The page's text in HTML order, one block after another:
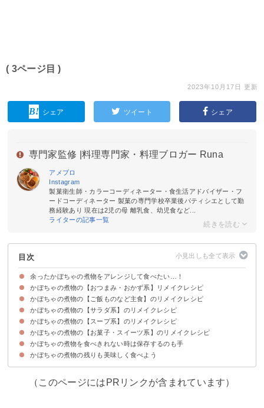
( 3ページ目 )
2023年10月17日 更新
シェア ツイート シェア
専門家監修 | 料理専門家・料理ブロガー Runa
アメブロ
Instagram
製菓衛生師・カラーコーディネーター・食生活アドバイザー・フ
ードコーディネーター 製菓の専門学校卒業後パティシエとして勤
務経験あり 現在は2児の母 離乳食、幼児食など...
ライターの記事一覧
目次
余ったかぼちゃの煮物をアレンジして食べたい…！
かぼちゃの煮物の【おつまみ・おかず系】リメイクレシピ
①弁当の定番かぼちゃコロッケ
②チーズ入りかぼちゃの春巻き
③かぼちゃグラタン
④かぼちゃのいももち
⑤かぼちゃのおやき
かぼちゃの煮物の【ご飯ものなど主食】のリメイクレシピ
⑥かぼちゃのリゾット
⑦かぼちゃのクリームトースト
⑧かぼちゃのサンドイッチ
かぼちゃの煮物の【サラダ系】のリメイクレシピ
⑨きゅうりと卵のかぼちゃサラダ
⑩かぼちゃのマッシュサラダ
かぼちゃの煮物の【スープ系】のリメイクレシピ
⑪かぼちゃの味噌汁
⑫かぼちゃのシチュー
⑬かぼちゃのポタージュ
かぼちゃの煮物の【お菓子・スイーツ系】のリメイクレシピ
⑭かぼちゃのクッキー
⑮かぼちゃのクリームチーズケーキ
⑯かぼちゃプリン
⑰かぼちゃのスコーン
かぼちゃの煮物を食べきれない時は保存するのも手
かぼちゃの煮物の残りも美味しく食べよう
（このページにはPRリンクが含まれています）